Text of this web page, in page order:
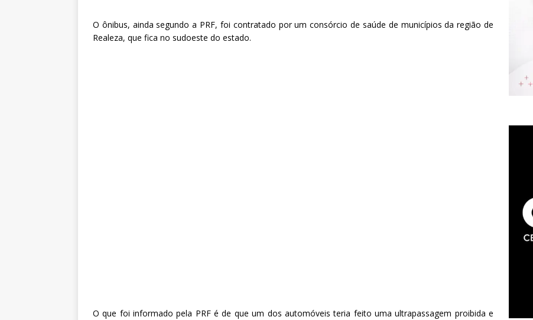
O ônibus, ainda segundo a PRF, foi contratado por um consórcio de saúde de municípios da região de
Realeza, que fica no sudoeste do estado.
O que foi informado pela PRF é de que um dos automóveis teria feito uma ultrapassagem proibida e